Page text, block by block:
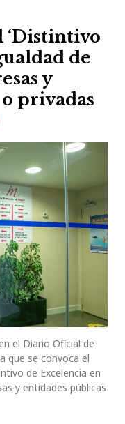
‘Distintivo
de
y
privadas
el Diario Oficial de
que se convoca el
de Excelencia en
y entidades públicas